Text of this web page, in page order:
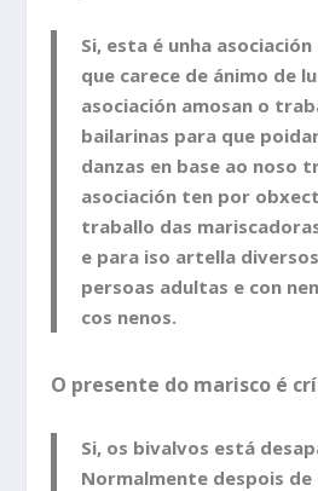
Si, esta é unha
que carece de ánimo de
asociación amosan o
bailarinas para que
danzas en base ao noso
asociación ten por
traballo das
e para iso artella
persoas adultas e con
cos nenos.
O presente do marisco é
Si, os bivalvos está
Normalmente despois de